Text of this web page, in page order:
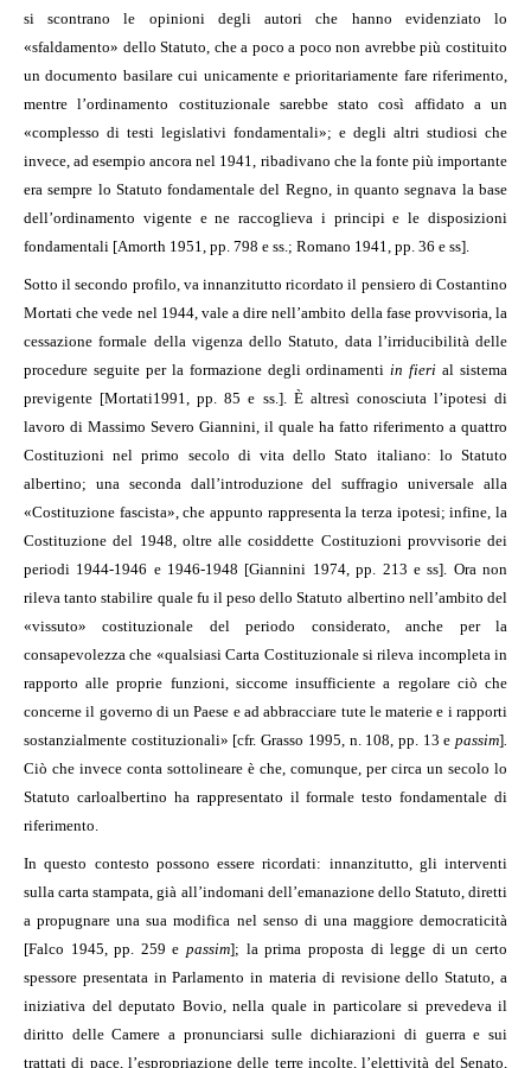
si scontrano le opinioni degli autori che hanno evidenziato lo
«sfaldamento» dello Statuto, che a poco a poco non avrebbe più costituito
un documento basilare cui unicamente e prioritariamente fare riferimento,
mentre l’ordinamento costituzionale sarebbe stato così affidato a un
«complesso di testi legislativi fondamentali»; e degli altri studiosi che
invece, ad esempio ancora nel 1941, ribadivano che la fonte più importante
era sempre lo Statuto fondamentale del Regno, in quanto segnava la base
dell’ordinamento vigente e ne raccoglieva i principi e le disposizioni
fondamentali [Amorth 1951, pp. 798 e ss.; Romano 1941, pp. 36 e ss].
Sotto il secondo profilo, va innanzitutto ricordato il pensiero di Costantino
Mortati che vede nel 1944, vale a dire nell’ambito della fase provvisoria, la
cessazione formale della vigenza dello Statuto, data l’irriducibilità delle
procedure seguite per la formazione degli ordinamenti in fieri al sistema
previgente [Mortati1991, pp. 85 e ss.]. È altresì conosciuta l’ipotesi di
lavoro di Massimo Severo Giannini, il quale ha fatto riferimento a quattro
Costituzioni nel primo secolo di vita dello Stato italiano: lo Statuto
albertino; una seconda dall’introduzione del suffragio universale alla
«Costituzione fascista», che appunto rappresenta la terza ipotesi; infine, la
Costituzione del 1948, oltre alle cosiddette Costituzioni provvisorie dei
periodi 1944-1946 e 1946-1948 [Giannini 1974, pp. 213 e ss]. Ora non
rileva tanto stabilire quale fu il peso dello Statuto albertino nell’ambito del
«vissuto» costituzionale del periodo considerato, anche per la
consapevolezza che «qualsiasi Carta Costituzionale si rileva incompleta in
rapporto alle proprie funzioni, siccome insufficiente a regolare ciò che
concerne il governo di un Paese e ad abbracciare tute le materie e i rapporti
sostanzialmente costituzionali» [cfr. Grasso 1995, n. 108, pp. 13 e passim]
Ciò che invece conta sottolineare è che, comunque, per circa un secolo lo
Statuto carloalbertino ha rappresentato il formale testo fondamentale di
riferimento.
In questo contesto possono essere ricordati: innanzitutto, gli interventi
sulla carta stampata, già all’indomani dell’emanazione dello Statuto, diretti
a propugnare una sua modifica nel senso di una maggiore democraticità
[Falco 1945, pp. 259 epassim]; la prima proposta di legge di un certo
spessore presentata in Parlamento in materia di revisione dello Statuto, a
iniziativa del deputato Bovio, nella quale in particolare si prevedeva il
diritto delle Camere a pronunciarsi sulle dichiarazioni di guerra e sui
trattati di pace, l’espropriazione delle terre incolte, l’elettività del Senato,